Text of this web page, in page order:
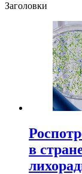
Заголовки
в